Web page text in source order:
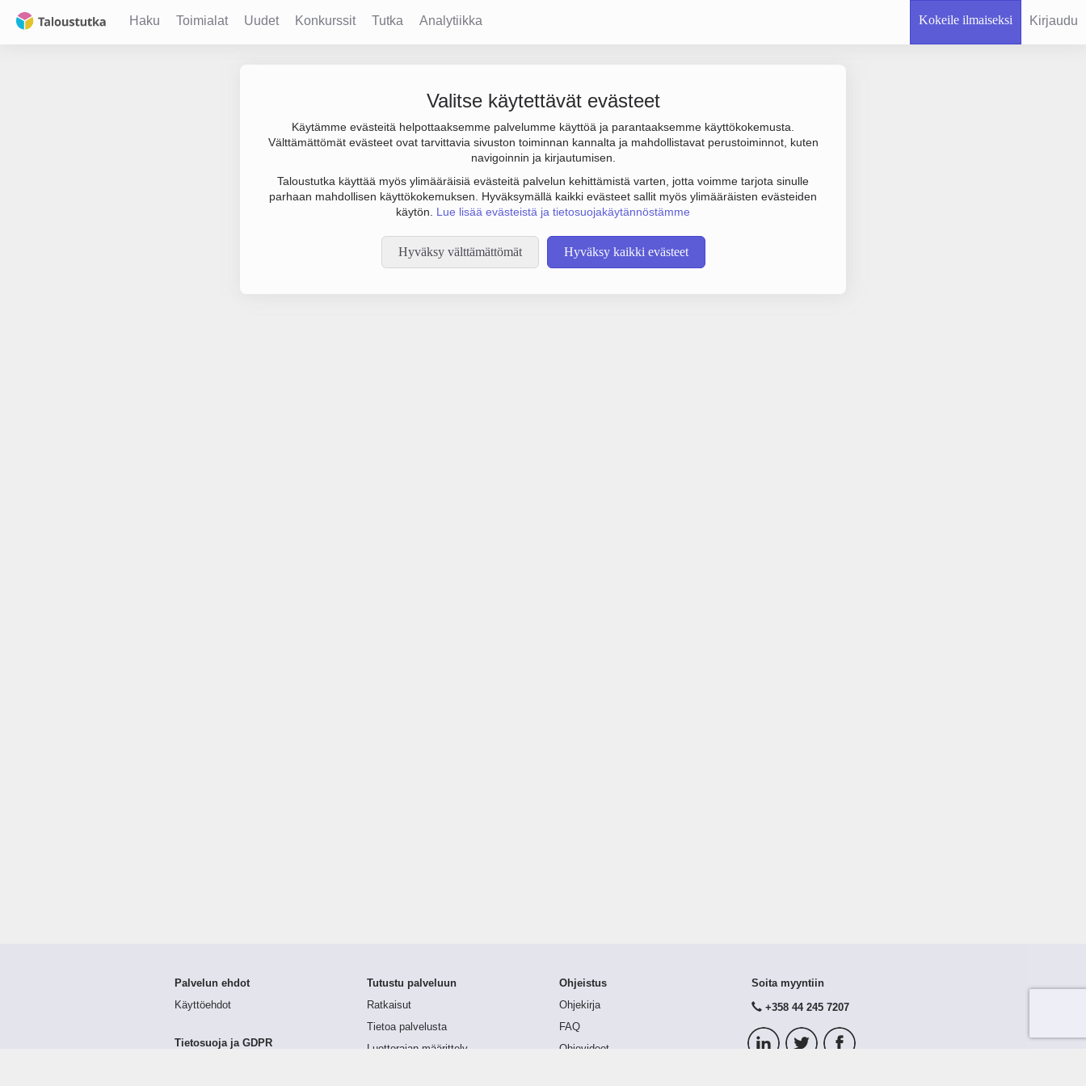
Haku Toimialat Uudet Konkurssit Tutka Analytiikka Kokeile ilmaiseksi Kirjaudu
Valitse käytettävät evästeet
Käytämme evästeitä helpottaaksemme palvelumme käyttöä ja parantaaksemme käyttökokemusta.
Välttämättömät evästeet ovat tarvittavia sivuston toiminnan kannalta ja mahdollistavat perustoiminnot, kuten
navigoinnin ja kirjautumisen.
Taloustutka käyttää myös ylimääräisiä evästeitä palvelun kehittämistä varten, jotta voimme tarjota sinulle
parhaan mahdollisen käyttökokemuksen. Hyväksymällä kaikki evästeet sallit myös ylimääräisten evästeiden
käytön. Lue lisää evästeistä ja tietosuojakäytännöstämme
Hyväksy välttämättömät Hyväksy kaikki evästeet
Joudumme käyttämään botinestovarmennusta sivustollamme. Suoritathan alla olevan varmistuksen.
Palvelun ehdot
Käyttöehdot
Tietosuoja ja GDPR
Tutustu palveluun
Ratkaisut
Tietoa palvelusta
Luottorajan määrittely
Ohjeistus
Ohjekirja
FAQ
Ohjevideot
Soita myyntiin
+358 44 245 7207